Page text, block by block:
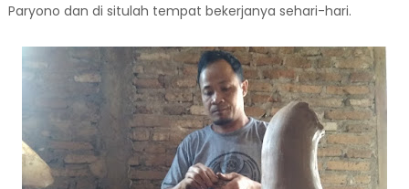
Paryono dan di situlah tempat bekerjanya sehari-hari.